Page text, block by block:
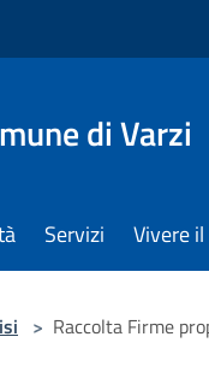
di Varzi
Servizi Vivere
> Raccolta Firme